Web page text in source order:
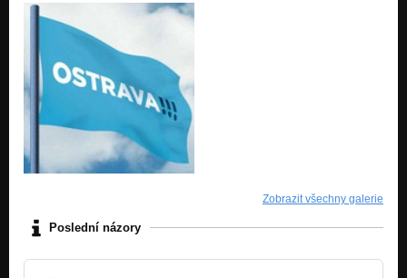
Zobrazit všechny galerie
Poslední názory